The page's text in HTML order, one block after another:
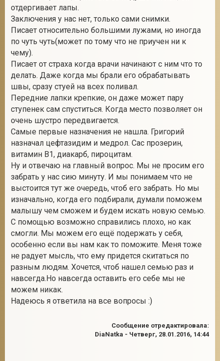
отдергивает лапы.
Заключения у нас нет, только сами снимки.
Писает относительно большими лужами, но иногда
по чуть чуть(может по тому что не приучен ни к
чему).
Писает от страха когда врачи начинают с ним что то
делать. Даже когда мы брали его обрабатывать
швы, сразу стуей на всех поливал.
Передние лапки крепкие, он даже может пару
ступенек сам спуститься. Когда место позволяет он
очень шустро передвигается.
Самые первые назначения не нашла. Григорий
назначал цефтазидим и медрол. Сас прозерин,
витамин В1, диакарб, пироцитам.
Ну и отвечаю на главный вопрос. Мы не просим его
забрать у нас сию минуту. И мы понимаем что не
выстоится тут же очередь, чтоб его забрать. Но мы
изначально, когда его подбирали, думали поможем
малышу чем сможем и будем искать новую семью.
С помощью возможно справились плохо, но как
смогли. Мы можем его ещё подержать у себя,
особенно если вы нам как то поможите. Меня тоже
не радует мысль, что ему придется скитаться по
разным людям. Хочется, чтоб нашел семью раз и
навсегда.Но навсегда оставить его себе мы не
можем никак.
Надеюсь я ответила на все вопросы :)
Сообщение отредактировала:
DiaNatka - Четверг, 28.01.2016, 14:44